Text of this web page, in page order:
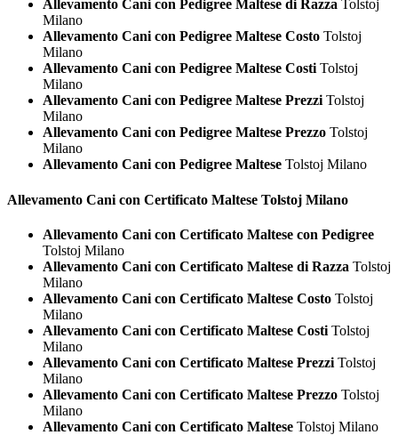
Allevamento Cani con Pedigree Maltese di Razza Tolstoj
Milano
Allevamento Cani con Pedigree Maltese Costo Tolstoj
Milano
Allevamento Cani con Pedigree Maltese Costi Tolstoj
Milano
Allevamento Cani con Pedigree Maltese Prezzi Tolstoj
Milano
Allevamento Cani con Pedigree Maltese Prezzo Tolstoj
Milano
Allevamento Cani con Pedigree Maltese Tolstoj Milano
Allevamento Cani con Certificato Maltese Tolstoj Milano
Allevamento Cani con Certificato Maltese con Pedigree
Tolstoj Milano
Allevamento Cani con Certificato Maltese di Razza Tolstoj
Milano
Allevamento Cani con Certificato Maltese Costo Tolstoj
Milano
Allevamento Cani con Certificato Maltese Costi Tolstoj
Milano
Allevamento Cani con Certificato Maltese Prezzi Tolstoj
Milano
Allevamento Cani con Certificato Maltese Prezzo Tolstoj
Milano
Allevamento Cani con Certificato Maltese Tolstoj Milano